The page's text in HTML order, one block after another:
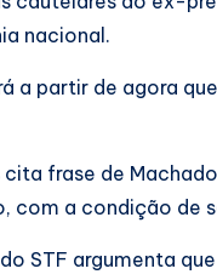
nacional.
a partir de agora
cita frase de
com a condição de
STF argumenta